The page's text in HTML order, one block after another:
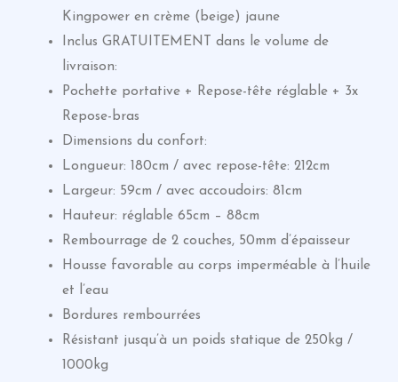
Kingpower en crème (beige) jaune
Inclus GRATUITEMENT dans le volume de
livraison:
Pochette portative + Repose-tête réglable + 3x
Repose-bras
Dimensions du confort:
Longueur: 180cm / avec repose-tête: 212cm
Largeur: 59cm / avec accoudoirs: 81cm
Hauteur: réglable 65cm – 88cm
Rembourrage de 2 couches, 50mm d’épaisseur
Housse favorable au corps imperméable à l’huile
et l’eau
Bordures rembourrées
Résistant jusqu’à un poids statique de 250kg /
1000kg